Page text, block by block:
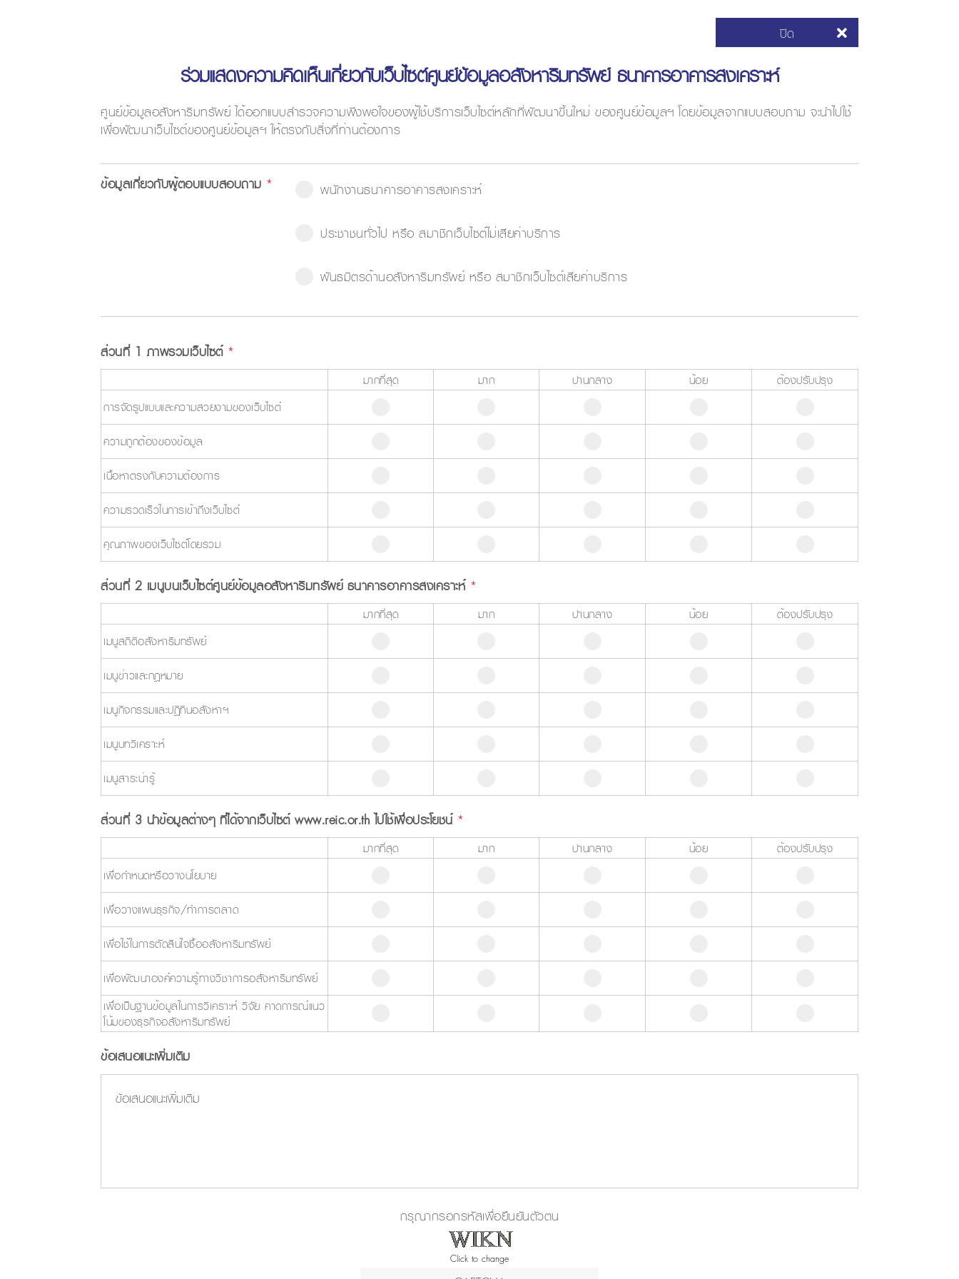
ปิด
ร่วมแสดงความคิดเห็นเกี่ยวกับเว็บไซต์ศูนย์ข้อมูลอสังหาริมทรัพย์ ธนาคารอาคารสงเคราะห์
ศูนย์ข้อมูลอสังหาริมทรัพย์ ได้ออกแบบสำรวจความพึงพอใจของผู้ใช้บริการเว็บไซต์หลักที่พัฒนาขึ้นใหม่ ของศูนย์ข้อมูลฯ โดยข้อมูลจากแบบสอบถาม จะนำไปใช้
เพื่อพัฒนาเว็บไซต์ของศูนย์ข้อมูลฯ ให้ตรงกับสิ่งที่ท่านต้องการ
ข้อมูลเกี่ยวกับผู้ตอบแบบสอบถาม *
พนักงานธนาคารอาคารสงเคราะห์
ประชาชนทั่วไป หรือ สมาชิกเว็บไซต์ไม่เสียค่าบริการ
พันธมิตรด้านอสังหาริมทรัพย์ หรือ สมาชิกเว็บไซต์เสียค่าบริการ
ส่วนที่ 1 ภาพรวมเว็บไซต์ *
มากที่สุด มาก ปานกลาง น้อย
ต้องปรับปรุง
การจัดรูปแบบและความสวยงามของเว็บไซต์
ความถูกต้องของข้อมูล
เนื้อหาตรงกับความต้องการ
ความรวดเร็วในการเข้าถึงเว็บไซต์
คุณภาพของเว็บไซต์โดยรวม
ส่วนที่ 2 เมนูบนเว็บไซต์ศูนย์ข้อมูลอสังหาริมทรัพย์ ธนาคารอาคารสงเคราะห์ *
มากที่สุด มาก ปานกลาง น้อย
ต้องปรับปรุง
เมนูสถิติอสังหาริมทรัพย์
เมนูข่าวและกฎหมาย
เมนูกิจกรรมและปฏิทินอสังหาฯ
เมนูบทวิเคราะห์
เมนูสาระน่ารู้
ส่วนที่ 3 นำข้อมูลต่างๆ ที่ได้จากเว็บไซต์ www.reic.or.th ไปใช้เพื่อประโยชน์ *
มากที่สุด มาก ปานกลาง น้อย
ต้องปรับปรุง
เพื่อกำหนดหรือวางนโยบาย
เพื่อวางแผนธุรกิจ/ทำการตลาด
เพื่อใช้ในการตัดสินใจซื้ออสังหาริมทรัพย์
เพื่อพัฒนาองค์ความรู้ทางวิชาการอสังหาริมทรัพย์
เพื่อเป็นฐานข้อมูลในการวิเคราะห์ วิจัย คาดการณ์แนว
โน้มของธุรกิจอสังหาริมทรัพย์
ข้อเสนอแนะเพิ่มเติม
กรุณากรอกรหัสเพื่อยืนยันตัวตน
Click to change